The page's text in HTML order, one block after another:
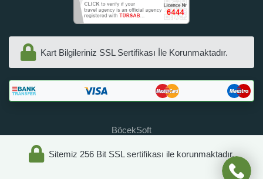
Kart Bilgileriniz SSL Sertifikası İle Korunmaktadır.
BöcekSoft
Sitemiz 256 Bit SSL sertifikası ile korunmaktadır.